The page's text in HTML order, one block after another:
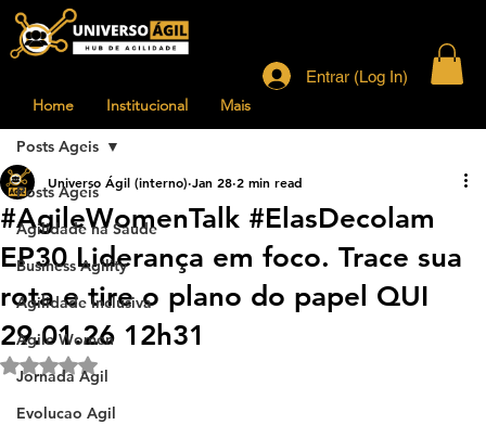
Home Institucional Mais
Entrar (Log In)
Posts Ageis
Agilidade na Saude
Business Agility
Agilidade Inclusiva
Agile Women
Jornada Agil
Evolucao Agil
Posts Ageis
#AgileWomenTalk #ElasDecolam
EP30 Liderança em foco. Trace sua
rota e tire o plano do papel QUI
29.01.26 12h31
Universo Ágil (interno) Jan 28 2 min read
Rated NaN out of 5 stars.